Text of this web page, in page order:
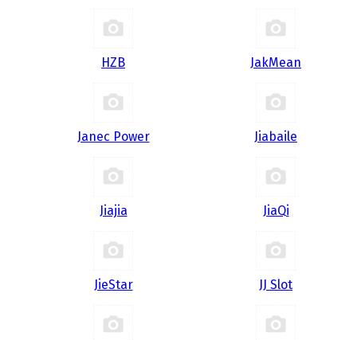
HZB JakMean
Janec Power Jiabaile
Jiajia JiaQi
JieStar JJ Slot